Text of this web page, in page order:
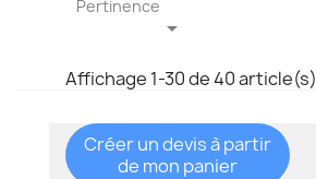
Pertinence

Affichage 1-30 de 40 article(s)
Créer un devis à partir
de mon panier